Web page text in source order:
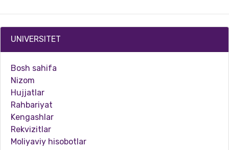
05.25.2024 3243
UNIVERSITET
Bosh sahifa
Nizom
Hujjatlar
Rahbariyat
Kengashlar
Rekvizitlar
Moliyaviy hisobotlar